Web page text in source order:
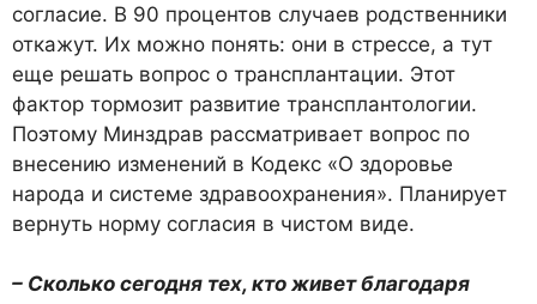
согласие. В 90 процентов случаев родственники
откажут. Их можно понять: они в стрессе, а тут
еще решать вопрос о трансплантации. Этот
фактор тормозит развитие трансплантологии.
Поэтому Минздрав рассматривает вопрос по
внесению изменений в Кодекс «О здоровье
народа и системе здравоохранения». Планирует
вернуть норму согласия в чистом виде.
– Сколько сегодня тех, кто живет благодаря